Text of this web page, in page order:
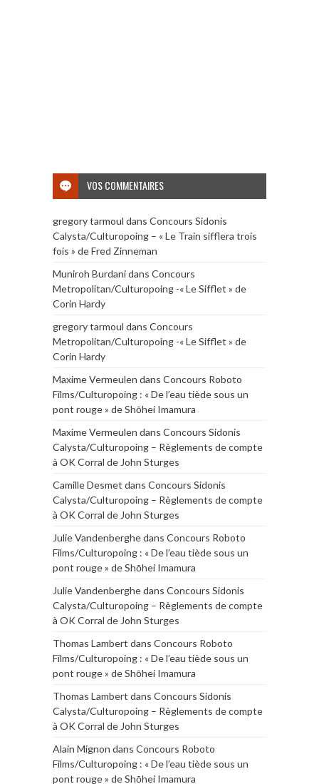
VOS COMMENTAIRES
gregory tarmoul dans Concours Sidonis
Calysta/Culturopoing – « Le Train sifflera trois
fois » de Fred Zinneman
Muniroh Burdanidans Concours
Metropolitan/Culturopoing -« Le Sifflet » de
Corin Hardy
gregory tarmoul dans Concours
Metropolitan/Culturopoing -« Le Sifflet » de
Corin Hardy
Maxime Vermeulen dans Concours Roboto
Films/Culturopoing : « De l’eau tiède sous un
pont rouge » de Shōhei Imamura
Maxime Vermeulen dans Concours Sidonis
Calysta/Culturopoing – Règlements de compte
à OK Corral de John Sturges
Camille Desmet dans Concours Sidonis
Calysta/Culturopoing – Règlements de compte
à OK Corral de John Sturges
Julie Vandenberghedans Concours Roboto
Films/Culturopoing : « De l’eau tiède sous un
pont rouge » de Shōhei Imamura
Julie Vandenberghedans Concours Sidonis
Calysta/Culturopoing – Règlements de compte
à OK Corral de John Sturges
Thomas Lambert dans Concours Roboto
Films/Culturopoing : « De l’eau tiède sous un
pont rouge » de Shōhei Imamura
Thomas Lambert dans Concours Sidonis
Calysta/Culturopoing – Règlements de compte
à OK Corral de John Sturges
Alain Mignon dans Concours Roboto
Films/Culturopoing : « De l’eau tiède sous un
pont rouge » de Shōhei Imamura